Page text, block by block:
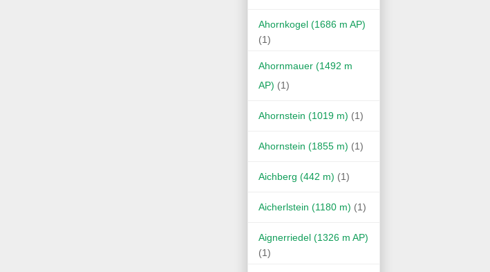
Ahornkogel (1686 m AP)
(1)
Ahornmauer (1492 m
AP) (1)
Ahornstein (1019 m) (1)
Ahornstein (1855 m) (1)
Aichberg (442 m) (1)
Aicherlstein (1180 m) (1)
Aignerriedel (1326 m AP)
(1)